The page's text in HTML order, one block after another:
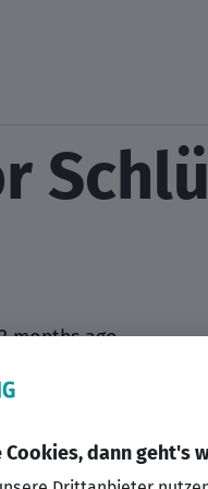
months ago
GmbH & Co.